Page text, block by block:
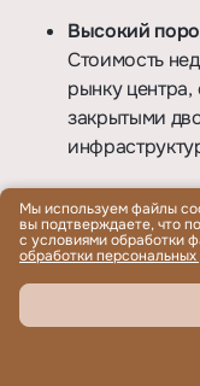
Высокий
Стоимость
рынку
закрытыми
Трафик и
На
вопрос
при выборе
Мы используем файлы
вы подтверждаете, что
с условиями обработки
обработки